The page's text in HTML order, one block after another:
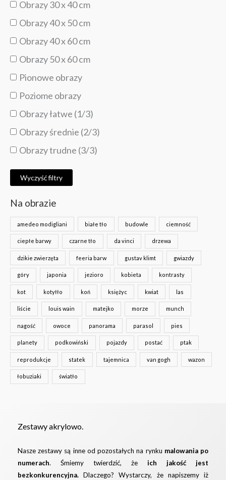
Obrazy 30 x 40 cm
Obrazy 40 x 50 cm
Obrazy 40 x 60 cm
Obrazy 50 x 60 cm
Pionowe obrazy
Poziome obrazy
Obrazy łatwe (1/3)
Obrazy średnie (2/3)
Obrazy trudne (3/3)
Wyczyść filtry
Na obrazie
amedeo modigliani białe tło budowle ciemność
ciepłe barwy czarne tło da vinci drzewa
dzikie zwierzęta feeria barw gustav klimt gwiazdy
góry japonia jezioro kobieta kontrasty
kot kotyłło koń księżyc kwiat las
liście louis wain matejko morze munch
nagość owoce panorama parasol pies
planety podkowiński pojazdy postać ptak
reprodukcje statek tajemnica van gogh wazon
łobuziaki światło
Zestawy akrylowo.
Nasze zestawy są inne od pozostałych na rynku malowania po
numerach. Śmiemy twierdzić, że ich jakość jest
bezkonkurencyjna. Dlaczego? Wystarczy, że napiszemy iż